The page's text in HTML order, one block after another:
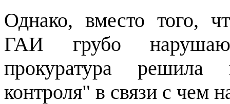
Однако, вместо того,
ГАИ грубо нарушают
прокуратура решила
контроля" в связи с чем